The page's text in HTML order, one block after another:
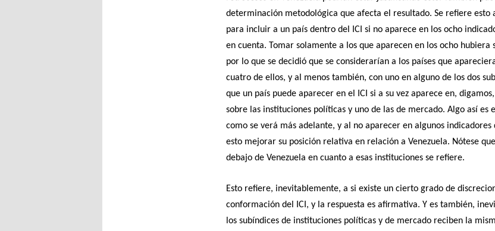
determinación metodológica que afecta el resultado. Se refiere esto
para incluir a un país dentro del ICI si no aparece en los ocho
en cuenta. Tomar solamente a los que aparecen en los ocho hubiera
por lo que se decidió que se considerarían a los países que
cuatro de ellos, y al menos también, con uno en alguno de los dos
que un país puede aparecer en el ICI si a su vez aparece en,
sobre las instituciones políticas y uno de las de mercado. Algo así es
como se verá más adelante, y al no aparecer en algunos indicadores
esto mejorar su posición relativa en relación a Venezuela. Nótese
debajo de Venezuela en cuanto a esas instituciones se refiere.
Esto refiere, inevitablemente, a si existe un cierto grado de
conformación del ICI, y la respuesta es afirmativa. Y es también,
los subíndices de instituciones políticas y de mercado reciben la